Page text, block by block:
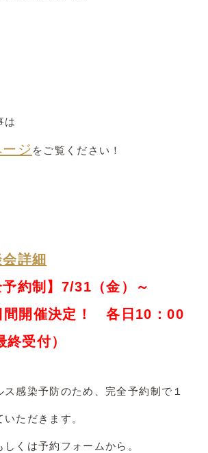
は
ジ をご覧ください！
詳細
予約制】7/31（金）～
間開催決定！ 各日10：00
受付）
感染予防のため、完全予約制で１
ただきます。
くは予約フォームから。